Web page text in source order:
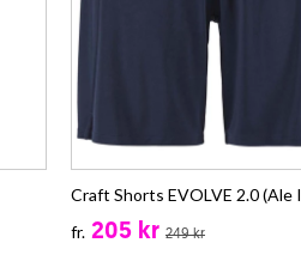
Craft Shorts EVOLVE 2.0 (Ale
fr. 205 kr 249 kr